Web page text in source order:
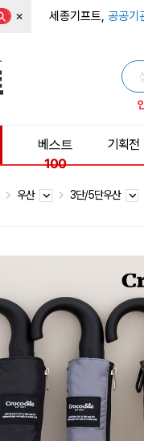
× 세종기프트, 공공기
베스트
100
기획전
우산 3단/5단우산